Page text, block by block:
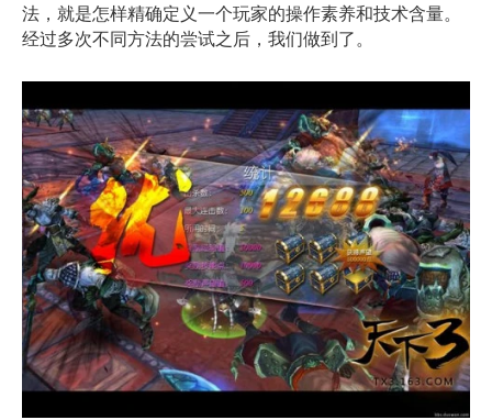
法，就是怎样精确定义一个玩家的操作素养和技术含量。
经过多次不同方法的尝试之后，我们做到了。